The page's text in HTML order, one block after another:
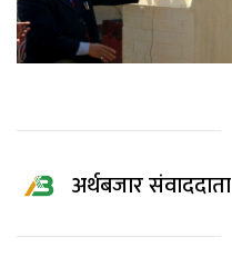
अर्थबजार संवाददाता